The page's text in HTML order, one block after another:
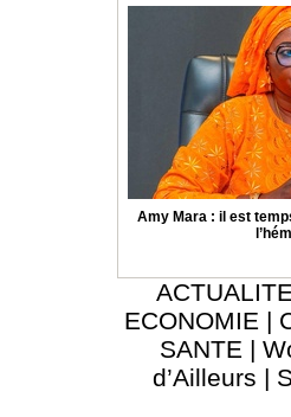
Amy Mara : il est
ACTUALITE
ECONOMIE |
SANTE |
d’Ailleurs |